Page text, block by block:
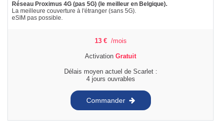
Réseau Proximus 4G (pas 5G) (le meilleur en Belgique).
La meilleure couverture à l'étranger (sans 5G).
eSIM pas possible.
13 € /mois
Activation Gratuit
Délais moyen actuel de Scarlet :
4 jours ouvrables
Commander